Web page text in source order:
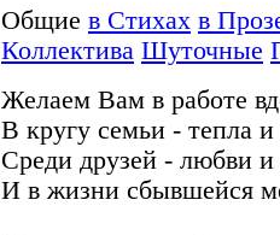
Общие в Стихах в
Коллектива Шуточные
Желаем Вам в работе
В кругу семьи - тепла
Среди друзей - любви
И в жизни сбывшейся